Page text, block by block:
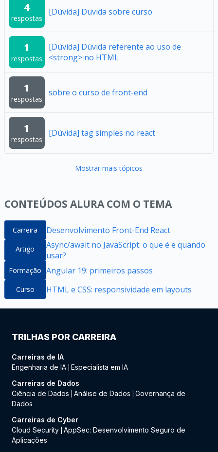
4
respostas
[Dúvida] Duvida sobre curso
1
respostas
[Dúvida] Dúvida referente ao uso de
<strong> no HTML
1
respostas
sobre o curso de front-end
1
respostas
[Dúvida] tag simples no react
Mostrar mais tópicos
CONTEÚDOS ALURA COM O TEMA
Carreira Desenvolvimento Front-End React
Artigo
Async/await no JavaScript: o que é e quando
usar?
Formação Angular 19: primeiros passos
Curso HTML e CSS: responsividade em layouts
TRILHAS POR CARREIRA
Carreiras de IA
Engenharia de IA Especialista em IA
Carreiras de Dados
Ciência de Dados
Análise de Dados
Governança de
Dados
Carreiras de Cyber
Cloud Security AppSec: Desenvolvimento Seguro de
Aplicações